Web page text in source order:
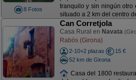
8 Fotos
tranquilo y sin ningún otro
situado a 2 km del centro
Can Corretjola
Casa Rural en Navata
Rabós (Girona)
2-10+2 plazas
15 €
52 km de Girona
Casa del 1800